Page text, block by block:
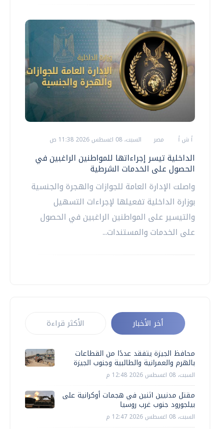
أ ش أ مصر السبت، 08 اغسطس 2026 11:38 ص
الداخلية تيسر إجراءاتها للمواطنين الراغبين في
الحصول على الخدمات الشرطية
واصلت الإدارة العامة للجوازات والهجرة والجنسية
بوزارة الداخلية تفعيلها لإجراءات التسهيل
والتيسير على المواطنين الراغبين في الحصول
على الخدمات والمستندات...
أخر الأخبار الأكثر قراءة
محافظ الجيزة يتفقد عددًا من القطاعات
بالهرم والعمرانية والطالبية وجنوب الجيزة
السبت، 08 اغسطس 2026 12:48 م
مقتل مدنيين اثنين في هجمات أوكرانية على
بيلجورود جنوب غرب روسيا
السبت، 08 اغسطس 2026 12:47 م